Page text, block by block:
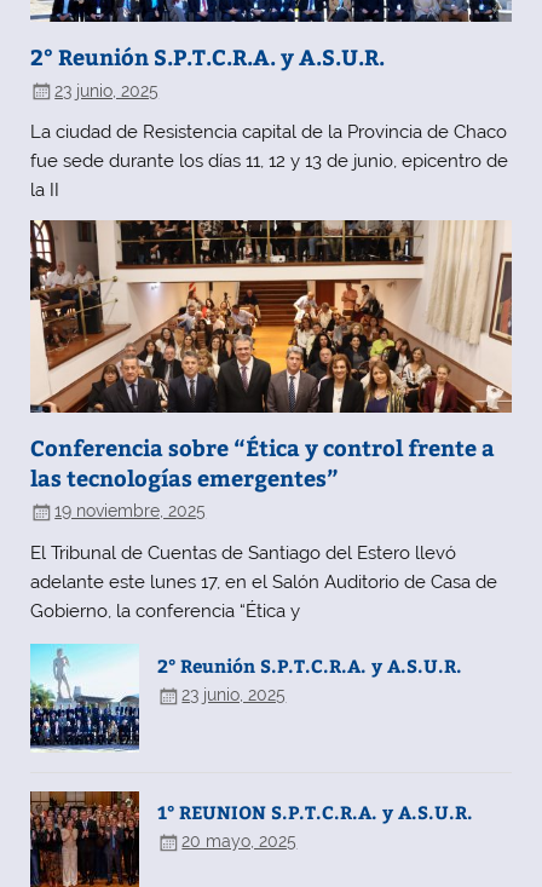
2° Reunión S.P.T.C.R.A. y A.S.U.R.
23 junio, 2025
La ciudad de Resistencia capital de la Provincia de Chaco
fue sede durante los días 11, 12 y 13 de junio, epicentro de
la II
Conferencia sobre “Ética y control frente a
las tecnologías emergentes”
19 noviembre, 2025
El Tribunal de Cuentas de Santiago del Estero llevó
adelante este lunes 17, en el Salón Auditorio de Casa de
Gobierno, la conferencia “Ética y
2° Reunión S.P.T.C.R.A. y A.S.U.R.
23 junio, 2025
1° REUNION S.P.T.C.R.A. y A.S.U.R.
20 mayo, 2025